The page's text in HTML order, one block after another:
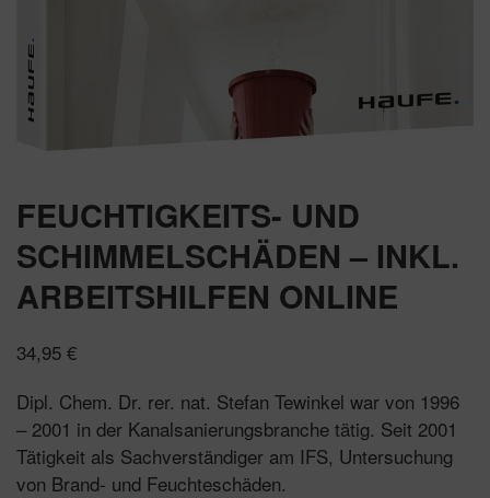
FEUCHTIGKEITS- UND
SCHIMMELSCHÄDEN – INKL.
ARBEITSHILFEN ONLINE
34,95 €
Dipl. Chem. Dr. rer. nat. Stefan Tewinkel war von 1996
– 2001 in der Kanalsanierungsbranche tätig. Seit 2001
Tätigkeit als Sachverständiger am IFS, Untersuchung
von Brand- und Feuchteschäden.